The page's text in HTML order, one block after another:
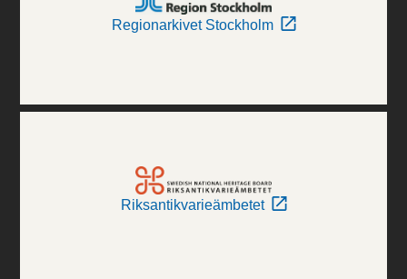
Regionarkivet Stockholm
Riksantikvarieämbetet